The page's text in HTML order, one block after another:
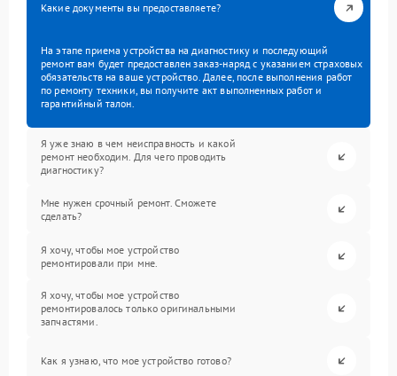
Какие документы вы предоставляете?
На этапе приема устройства на диагностику и последующий
ремонт вам будет предоставлен заказ-наряд с указанием страховых
обязательств на ваше устройство. Далее, после выполнения работ
по ремонту техники, вы получите акт выполненных работ и
гарантийный талон.
Я уже знаю в чем неисправность и какой
ремонт необходим. Для чего проводить
диагностику?
Мне нужен срочный ремонт. Сможете
сделать?
Я хочу, чтобы мое устройство
ремонтировали при мне.
Я хочу, чтобы мое устройство
ремонтировалось только оригинальными
запчастями.
Как я узнаю, что мое устройство готово?